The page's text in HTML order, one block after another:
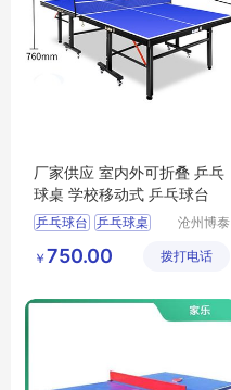
厂家供应 室内外可折叠 乒乓
球桌 学校移动式 乒乓球台
乒乓球台 乒乓球桌
折叠乒乓球桌
沧州博泰
有限公司
￥ 750.00 拨打电话